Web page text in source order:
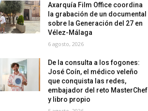
Axarquía Film Office coordina
la grabación de un documental
sobre la Generación del 27 en
Vélez-Málaga
6 agosto, 2026
De la consulta a los fogones:
José Coín, el médico veleño
que conquista las redes,
embajador del reto MasterChef
y libro propio